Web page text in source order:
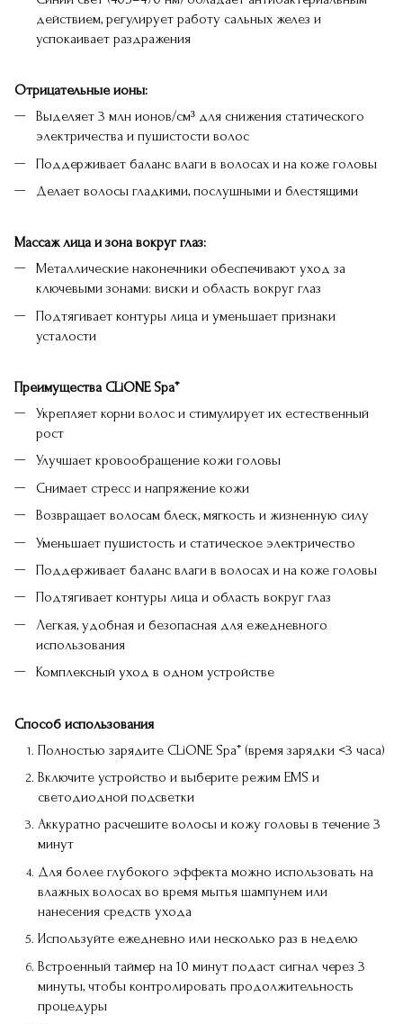
действием, регулирует работу сальных желез и
успокаивает раздражения
Отрицательные ионы:
Выделяет 3 млн ионов/см³ для снижения статического
электричества и пушистости волос
Поддерживает баланс влаги в волосах и на коже головы
Делает волосы гладкими, послушными и блестящими
Массаж лица и зона вокруг глаз:
Металлические наконечники обеспечивают уход за
ключевыми зонами: виски и область вокруг глаз
Подтягивает контуры лица и уменьшает признаки
усталости
Преимущества CLiONE Spa⁺
Укрепляет корни волос и стимулирует их естественный
рост
Улучшает кровообращение кожи головы
Снимает стресс и напряжение кожи
Возвращает волосам блеск, мягкость и жизненную силу
Уменьшает пушистость и статическое электричество
Поддерживает баланс влаги в волосах и на коже головы
Подтягивает контуры лица и область вокруг глаз
Легкая, удобная и безопасная для ежедневного
использования
Комплексный уход в одном устройстве
Способ использования
Полностью зарядите CLiONE Spa⁺ (время зарядки <3 часа)
Включите устройство и выберите режим EMS и
светодиодной подсветки
Аккуратно расчешите волосы и кожу головы в течение 3
минут
Для более глубокого эффекта можно использовать на
влажных волосах во время мытья шампунем или
нанесения средств ухода
Используйте ежедневно или несколько раз в неделю
Встроенный таймер на 10 минут подаст сигнал через 3
минуты, чтобы контролировать продолжительность
процедуры